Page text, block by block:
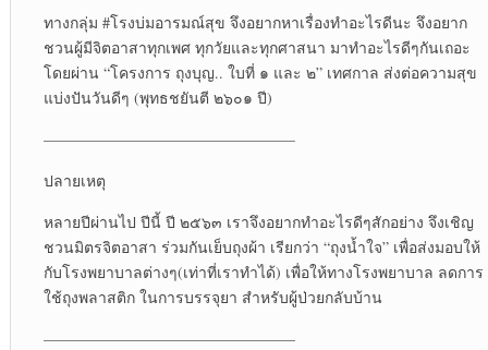
ทางกลุ่ม #โรงบ่มอารมณ์สุข จึงอยากหาเรื่องทำอะไรดีนะ จึงอยาก
ชวนผู้มีจิตอาสาทุกเพศ ทุกวัยและทุกศาสนา มาทำอะไรดีๆกันเถอะ
โดยผ่าน “โครงการ ถุงบุญ.. ใบที่ ๑ และ ๒” เทศกาล ส่งต่อความสุข
แบ่งปันวันดีๆ (พุทธชยันตี ๒๖๐๑ ปี)
————————————————–
ปลายเหตุ
หลายปีผ่านไป ปีนี้ ปี ๒๕๖๓ เราจึงอยากทำอะไรดีๆสักอย่าง จึงเชิญ
ชวนมิตรจิตอาสา ร่วมกันเย็บถุงผ้า เรียกว่า “ถุงน้ำใจ” เพื่อส่งมอบให้
กับโรงพยาบาลต่างๆ(เท่าที่เราทำได้) เพื่อให้ทางโรงพยาบาล ลดการ
ใช้ถุงพลาสติก ในการบรรจุยา สำหรับผู้ป่วยกลับบ้าน
————————————————–